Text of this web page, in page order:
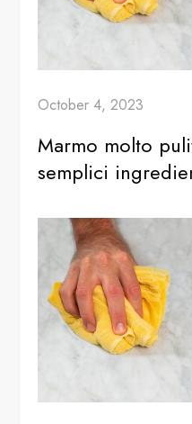
October 4, 2023
Marmo molto
semplici